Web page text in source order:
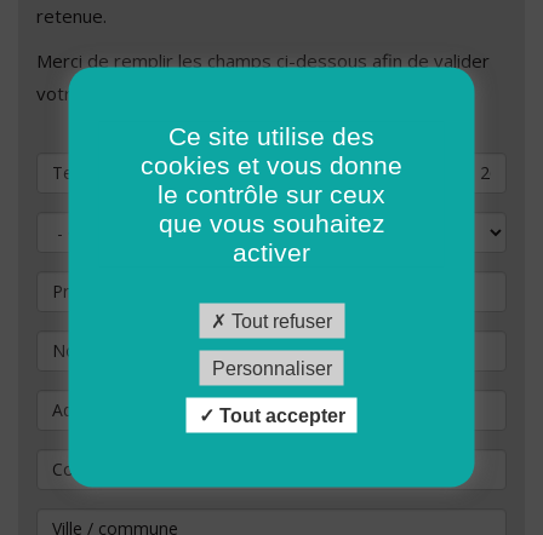
retenue.
Merci de remplir les champs ci-dessous afin de valider
votre demande de candidature.
Vous souhaitez postuler au poste de
Prénom
Nom
Adresse
Code Postal
Ville / commune
Ce site utilise des
cookies et vous donne
le contrôle sur ceux
que vous souhaitez
activer
Tout refuser
Personnaliser
Tout accepter